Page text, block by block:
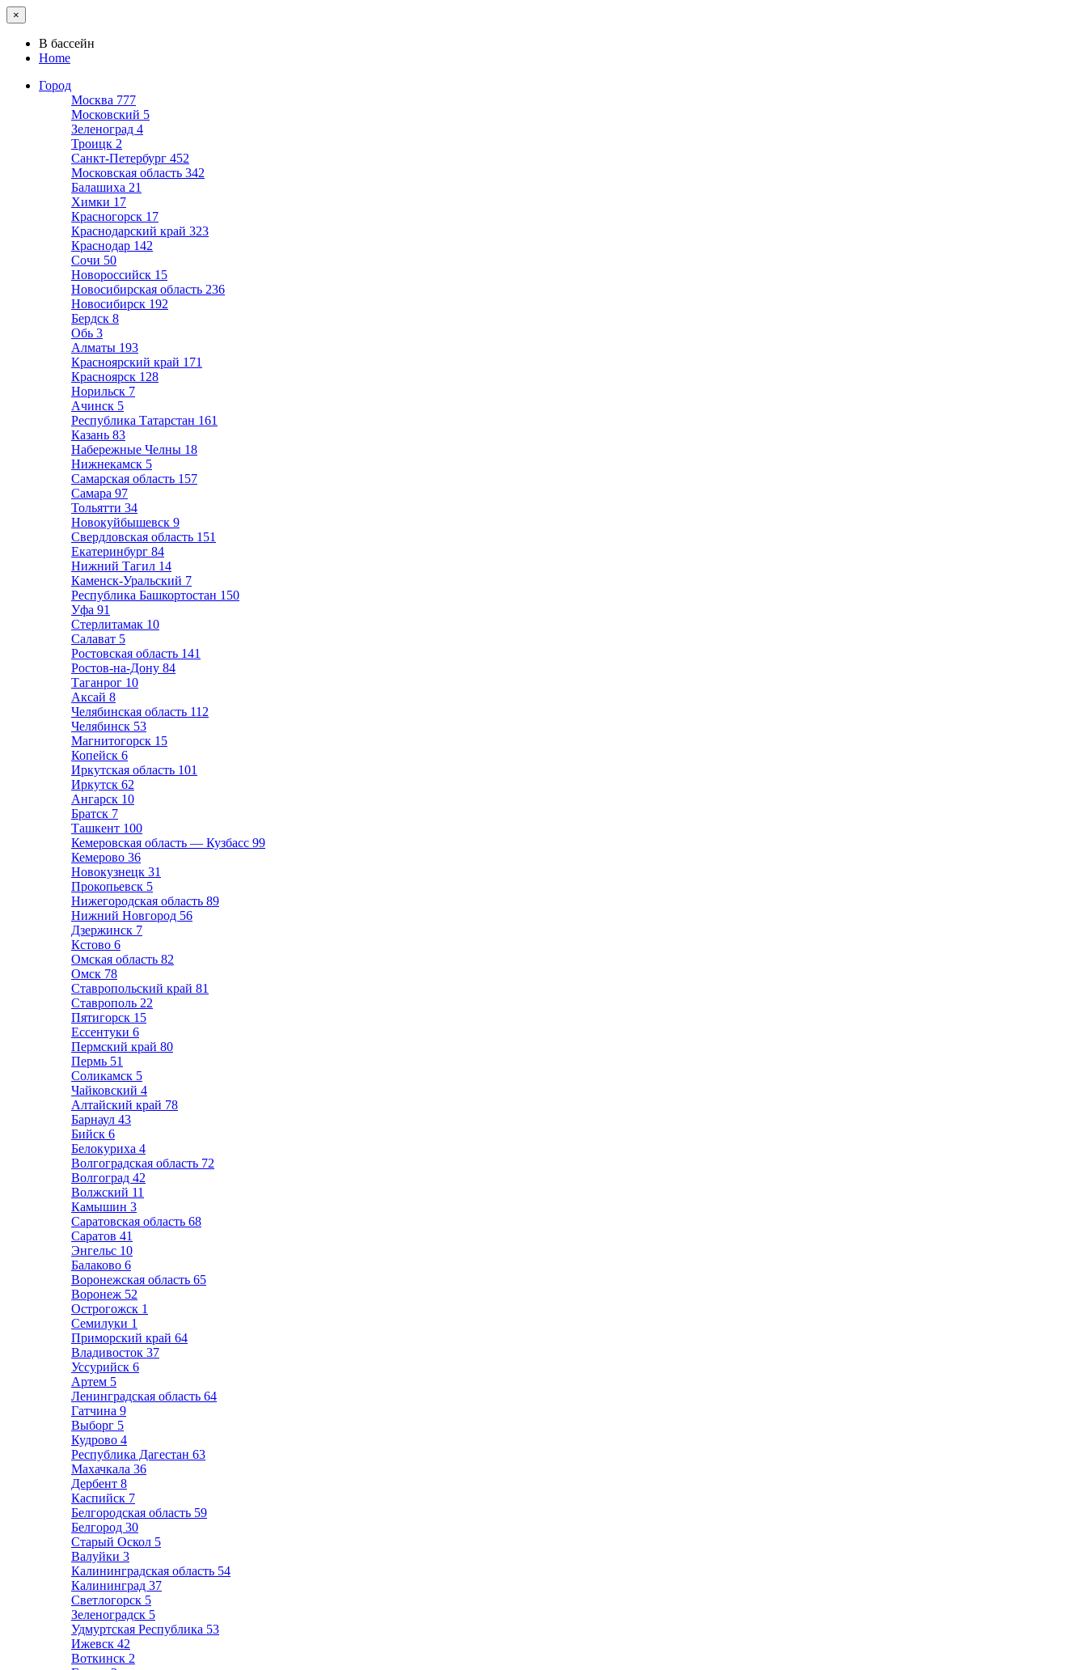
×
В бассейн
Home
Город
Москва 777
Московский 5
Зеленоград 4
Троицк 2
Санкт-Петербург 452
Московская область 342
Балашиха 21
Химки 17
Красногорск 17
Краснодарский край 323
Краснодар 142
Сочи 50
Новороссийск 15
Новосибирская область 236
Новосибирск 192
Бердск 8
Обь 3
Алматы 193
Красноярский край 171
Красноярск 128
Норильск 7
Ачинск 5
Республика Татарстан 161
Казань 83
Набережные Челны 18
Нижнекамск 5
Самарская область 157
Самара 97
Тольятти 34
Новокуйбышевск 9
Свердловская область 151
Екатеринбург 84
Нижний Тагил 14
Каменск-Уральский 7
Республика Башкортостан 150
Уфа 91
Стерлитамак 10
Салават 5
Ростовская область 141
Ростов-на-Дону 84
Таганрог 10
Аксай 8
Челябинская область 112
Челябинск 53
Магнитогорск 15
Копейск 6
Иркутская область 101
Иркутск 62
Ангарск 10
Братск 7
Ташкент 100
Кемеровская область — Кузбасс 99
Кемерово 36
Новокузнецк 31
Прокопьевск 5
Нижегородская область 89
Нижний Новгород 56
Дзержинск 7
Кстово 6
Омская область 82
Омск 78
Ставропольский край 81
Ставрополь 22
Пятигорск 15
Ессентуки 6
Пермский край 80
Пермь 51
Соликамск 5
Чайковский 4
Алтайский край 78
Барнаул 43
Бийск 6
Белокуриха 4
Волгоградская область 72
Волгоград 42
Волжский 11
Камышин 3
Саратовская область 68
Саратов 41
Энгельс 10
Балаково 6
Воронежская область 65
Воронеж 52
Острогожск 1
Семилуки 1
Приморский край 64
Владивосток 37
Уссурийск 6
Артем 5
Ленинградская область 64
Гатчина 9
Выборг 5
Кудрово 4
Республика Дагестан 63
Махачкала 36
Дербент 8
Каспийск 7
Белгородская область 59
Белгород 30
Старый Оскол 5
Валуйки 3
Калининградская область 54
Калининград 37
Светлогорск 5
Зеленоградск 5
Удмуртская Республика 53
Ижевск 42
Воткинск 2